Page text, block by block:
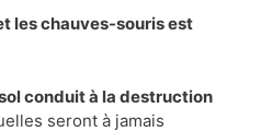
les chauves-souris est
conduit à la destruction
seront à jamais